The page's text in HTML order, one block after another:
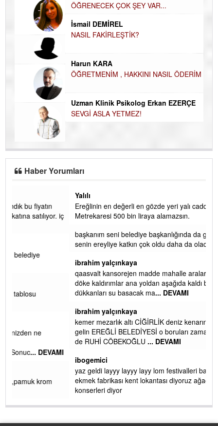
Özge CERRAH
ÖĞRENECEK ÇOK ŞEY VAR...
İsmail DEMİREL
NASIL FAKİRLEŞTİK?
Harun KARA
ÖĞRETMENİM , HAKKINI NASIL ÖDERİM !
Uzman Klinik Psikolog Erkan EZERÇE
SEVGİ ASLA YETMEZ!
Haber Yorumları
Ereğlinin en değerli en gözde yeri yalı caddesi ve çevresidir.
Metrekaresi 500 bin liraya alamazsın.
başkanım seni belediye başkanlığında da görmek isteriz
senin ereyliye katkın çok oldu daha da olacaktır
ibrahim yalçınkaya
qaasvalt kansorejen madde mahalle aralarında asvalt döke
döke kaldırımlar ana yoldan aşağıda kaldı bi yağmurda
dükkanları su basacak ma... DEVAMI
ibrahim yalçınkaya
kemer mezarlık altı CİĞİRLİK deniz kenarına giden yola
gelin EREĞLİ BELEDİYESİ o boruları zamanında tüm ereğli
de RUHİ CÖBEKOĞLU... DEVAMI
yaz geldi layyy layyy layy lom festivalleri başladı biz halk
ekmek fabrikası kent lokantası diyoruz ağacum yaz